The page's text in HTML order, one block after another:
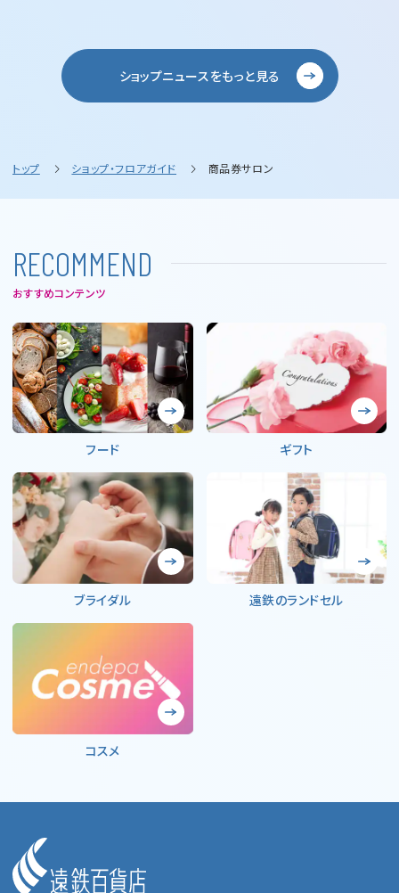
ショップニュースをもっと見る
トップ ショップ・フロアガイド 商品券サロン
RECOMMEND
おすすめコンテンツ
フード ギフト
ブライダル 遠鉄のランドセル
コスメ